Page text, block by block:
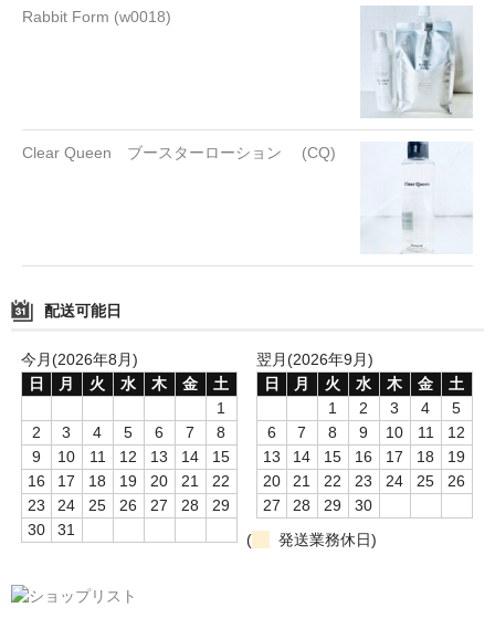
Rabbit Form (w0018)
Clear Queen ブースターローション (CQ)
配送可能日
今月(2026年8月)
日
月 火 水 木 金
土
1
2
3 4 5 6 7
8
9
10 11 12 13 14
15
16
17 18 19 20 21
22
23
24 25 26 27 28
29
30
31
翌月(2026年9月)
日
月 火 水 木 金
土
1
2 3 4
5
6
7 8 9 10 11
12
13
14 15 16 17 18
19
20
21 22 23 24 25
26
27
28 29
30
(
発送業務休日)